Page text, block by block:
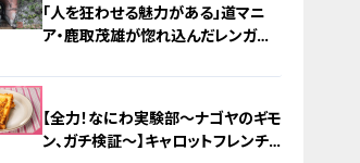
「人を狂わせる魅力がある」道マニ
ア・鹿取茂雄が惚れ込んだレンガの
【全力！なにわ実験部～ナゴヤのギモ
ン、ガチ検証～】キャロットフレンチ